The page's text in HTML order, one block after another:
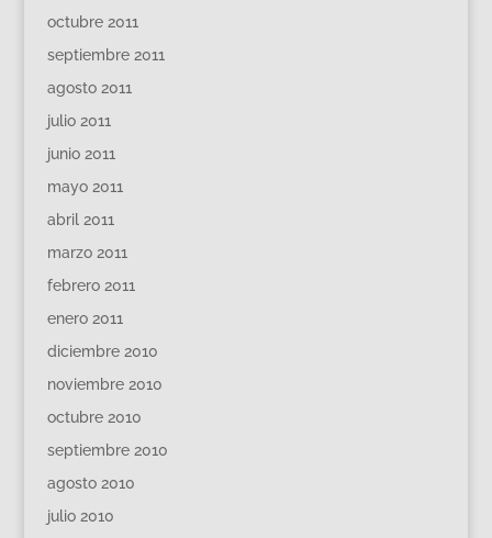
octubre 2011
septiembre 2011
agosto 2011
julio 2011
junio 2011
mayo 2011
abril 2011
marzo 2011
febrero 2011
enero 2011
diciembre 2010
noviembre 2010
octubre 2010
septiembre 2010
agosto 2010
julio 2010